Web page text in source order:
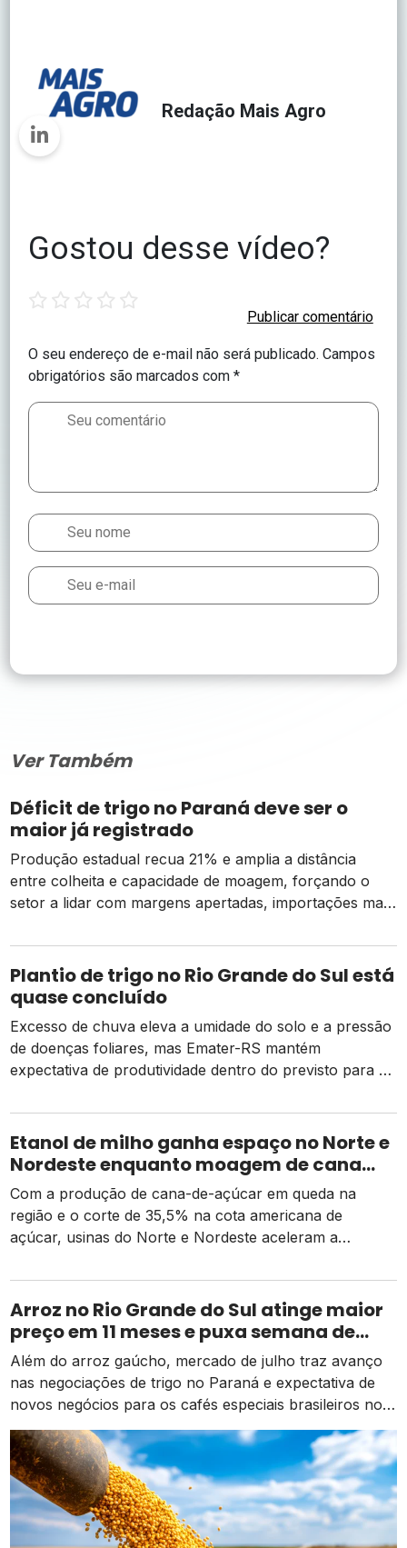
Redação Mais Agro
Gostou desse vídeo?
O seu endereço de e-mail não será publicado. Campos
obrigatórios são marcados com*
star stars stars stars stars
Ver Também
Déficit de trigo no Paraná deve ser o
maior já registrado
Produção estadual recua 21% e amplia a distância
entre colheita e capacidade de moagem, forçando o
setor a lidar com margens apertadas, importações mais
Plantio de trigo no Rio Grande do Sul está
quase concluído
Excesso de chuva eleva a umidade do solo e a pressão
de doenças foliares, mas Emater-RS mantém
expectativa de produtividade dentro do previsto para a
Etanol de milho ganha espaço no Norte e
Nordeste enquanto moagem de cana
recua e tarifa dos EUA pressiona usinas
Com a produção de cana-de-açúcar em queda na
região e o corte de 35,5% na cota americana de
açúcar, usinas do Norte e Nordeste aceleram a
de receita e competitividade.
Arroz no Rio Grande do Sul atinge maior
preço em 11 meses e puxa semana de
valorização no campo
Além do arroz gaúcho, mercado de julho traz avanço
nas negociações de trigo no Paraná e expectativa de
novos negócios para os cafés especiais brasileiros no
exterior